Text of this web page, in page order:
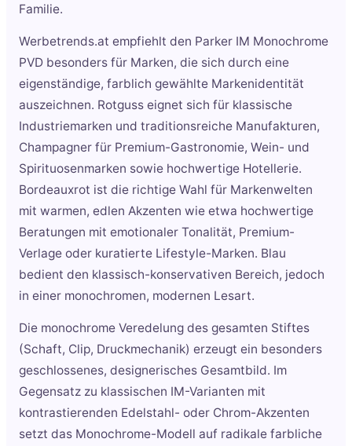
Familie.
Werbetrends.at empfiehlt den Parker IM Monochrome
PVD besonders für Marken, die sich durch eine
eigenständige, farblich gewählte Markenidentität
auszeichnen. Rotguss eignet sich für klassische
Industriemarken und traditionsreiche Manufakturen,
Champagner für Premium-Gastronomie, Wein- und
Spirituosenmarken sowie hochwertige Hotellerie.
Bordeauxrot ist die richtige Wahl für Markenwelten
mit warmen, edlen Akzenten wie etwa hochwertige
Beratungen mit emotionaler Tonalität, Premium-
Verlage oder kuratierte Lifestyle-Marken. Blau
bedient den klassisch-konservativen Bereich, jedoch
in einer monochromen, modernen Lesart.
Die monochrome Veredelung des gesamten Stiftes
(Schaft, Clip, Druckmechanik) erzeugt ein besonders
geschlossenes, designerisches Gesamtbild. Im
Gegensatz zu klassischen IM-Varianten mit
kontrastierenden Edelstahl- oder Chrom-Akzenten
setzt das Monochrome-Modell auf radikale farbliche